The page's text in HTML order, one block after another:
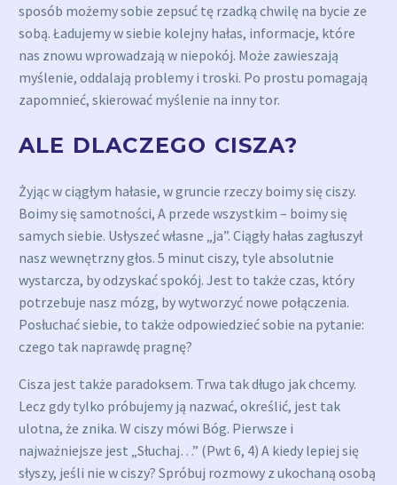
sposób możemy sobie zepsuć tę rzadką chwilę na bycie ze
sobą. Ładujemy w siebie kolejny hałas, informacje, które
nas znowu wprowadzają w niepokój. Może zawieszają
myślenie, oddalają problemy i troski. Po prostu pomagają
zapomnieć, skierować myślenie na inny tor.
ALE DLACZEGO CISZA?
Żyjąc w ciągłym hałasie, w gruncie rzeczy boimy się ciszy.
Boimy się samotności, A przede wszystkim – boimy się
samych siebie. Usłyszeć własne „ja”. Ciągły hałas zagłuszył
nasz wewnętrzny głos. 5 minut ciszy, tyle absolutnie
wystarcza, by odzyskać spokój. Jest to także czas, który
potrzebuje nasz mózg, by wytworzyć nowe połączenia.
Posłuchać siebie, to także odpowiedzieć sobie na pytanie:
czego tak naprawdę pragnę?
Cisza jest także paradoksem. Trwa tak długo jak chcemy.
Lecz gdy tylko próbujemy ją nazwać, określić, jest tak
ulotna, że znika. W ciszy mówi Bóg. Pierwsze i
najważniejsze jest „Słuchaj…” (Pwt 6, 4) A kiedy lepiej się
słyszy, jeśli nie w ciszy? Spróbuj rozmowy z ukochaną osobą